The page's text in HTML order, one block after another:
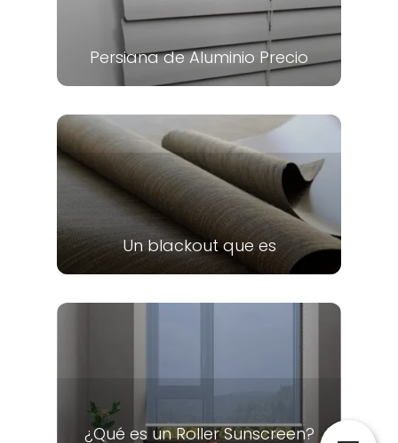
Persiana de Aluminio Precio
Un blackout que es
¿Qué es un Roller Sunscreen?